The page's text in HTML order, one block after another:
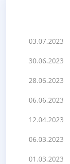
03.07.2023
30.06.2023
28.06.2023
06.06.2023
12.04.2023
06.03.2023
01.03.2023